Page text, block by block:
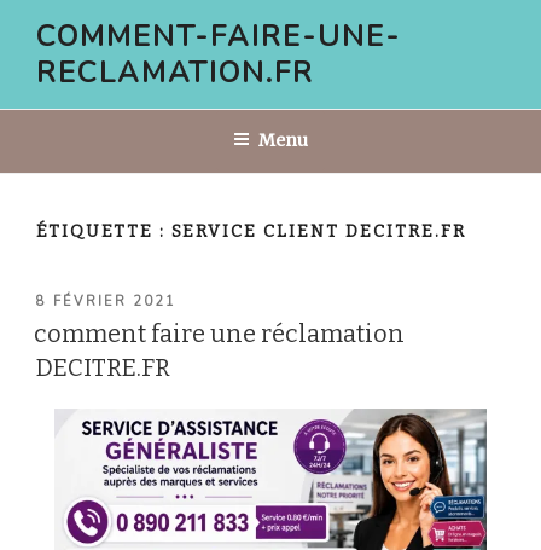
contenu
COMMENT-FAIRE-UNE-
RECLAMATION.FR
Menu
ÉTIQUETTE : SERVICE CLIENT DECITRE.FR
PUBLIÉ
8 FÉVRIER 2021
comment faire une réclamation
DECITRE.FR